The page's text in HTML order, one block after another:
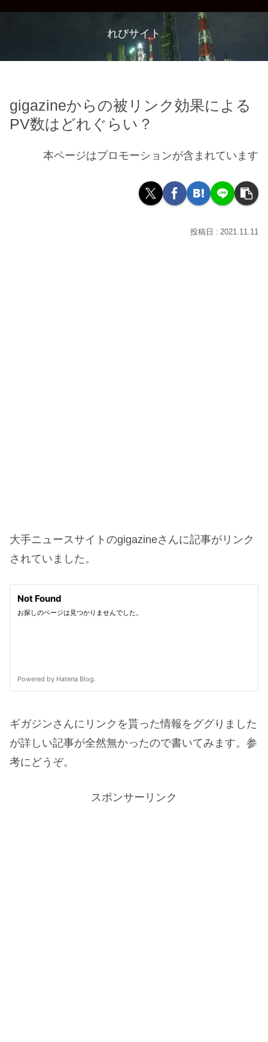
れびサイト
gigazineからの被リンク効果による
PV数はどれぐらい？
本ページはプロモーションが含まれています
2021.11.11
大手ニュースサイトのgigazineさんに記事がリンク
されていました。
ギガジンさんにリンクを貰った情報をググりました
が詳しい記事が全然無かったので書いてみます。参
考にどうぞ。
スポンサーリンク